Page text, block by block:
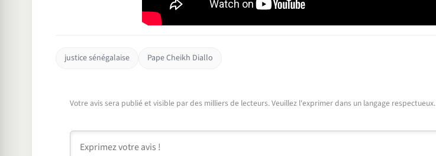
justice sénégalaise Pape Cheikh Diallo
Votre avis sera publié et visible par des milliers de lecteurs. Veuillez l'exprimer dans un langage respectueux.
Commentaire